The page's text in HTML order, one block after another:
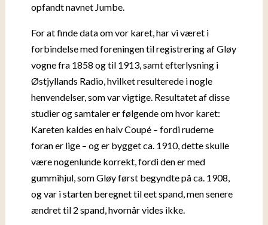
opfandt navnet Jumbe.
For at finde data om vor karet, har vi været i
forbindelse med foreningen til registrering af Gløy
vogne fra 1858 og til 1913, samt efterlysning i
Østjyllands Radio, hvilket resulterede i nogle
henvendelser, som var vigtige. Resultatet af disse
studier og samtaler er følgende om hvor karet:
Kareten kaldes en halv Coupé – fordi ruderne
foran er lige – og er bygget ca. 1910, dette skulle
være nogenlunde korrekt, fordi den er med
gummihjul, som Gløy først begyndte på ca. 1908,
og var i starten beregnet til eet spand, men senere
ændret til 2 spand, hvornår vides ikke.